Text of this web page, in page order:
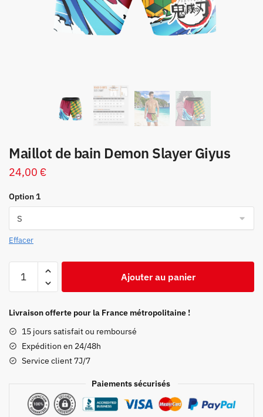
Maillot de bain Demon Slayer Giyus
24,00 €
Option 1
Effacer
de
Demon
Slayer
Giyus
Ajouter au panier
Livraison offerte pour la France métropolitaine !
15 jours satisfait ou remboursé
Expédition en 24/48h
Service client 7J/7
Paiements sécurisés